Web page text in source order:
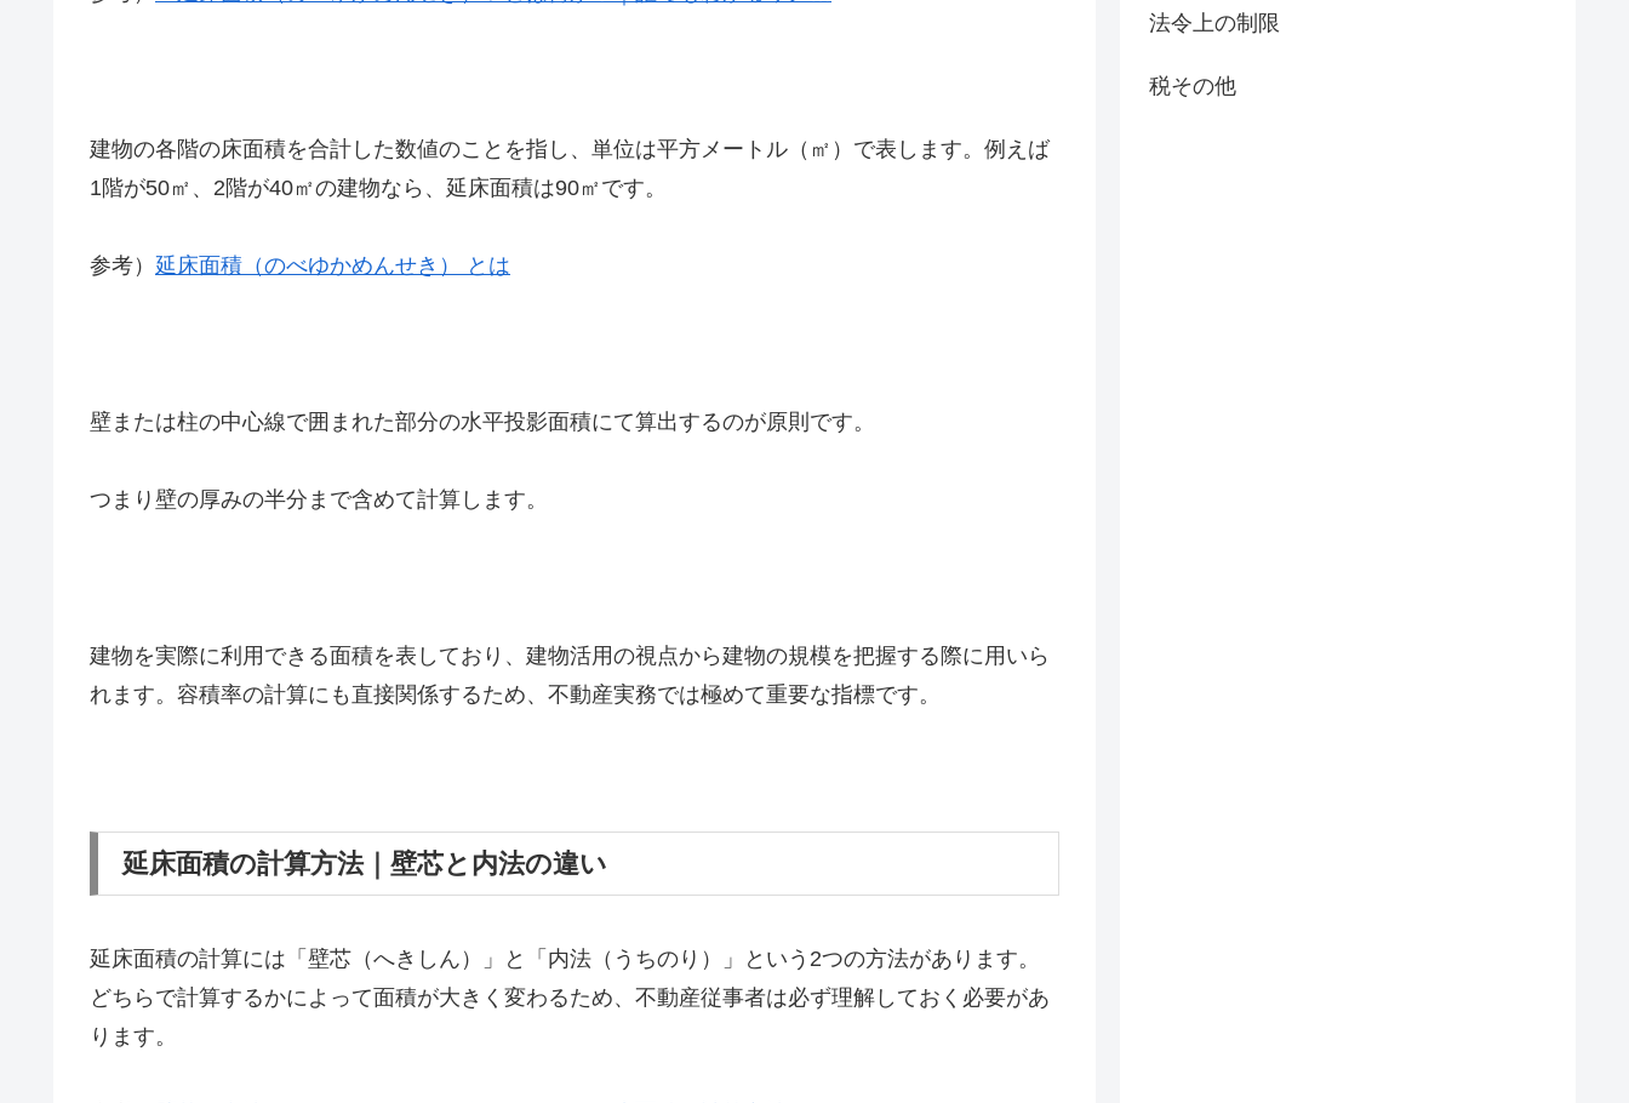
建物の各階の床面積を合計した数値のことを指し、単位は平方メートル（㎡）で表します。例えば
1階が50㎡、2階が40㎡の建物なら、延床面積は90㎡です。
参考） 延床面積（のべゆかめんせき） とは
壁または柱の中心線で囲まれた部分の水平投影面積にて算出するのが原則です。
つまり壁の厚みの半分まで含めて計算します。
建物を実際に利用できる面積を表しており、建物活用の視点から建物の規模を把握する際に用いら
れます。容積率の計算にも直接関係するため、不動産実務では極めて重要な指標です。
延床面積の計算方法｜壁芯と内法の違い
延床面積の計算には「壁芯（へきしん）」と「内法（うちのり）」という2つの方法があります。
どちらで計算するかによって面積が大きく変わるため、不動産従事者は必ず理解しておく必要があ
ります。
法令上の制限
税その他